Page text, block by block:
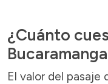
¿Cuánto
El valor del pasaje